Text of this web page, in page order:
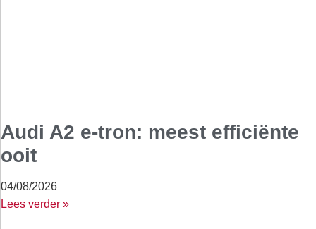
Audi A2 e-tron: meest efficiënte
ooit
04/08/2026
Lees verder »